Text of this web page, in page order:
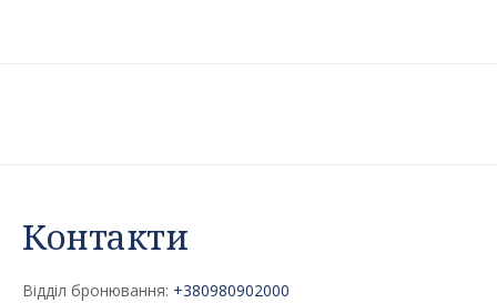
Контакти
Відділ бронювання: +380980902000